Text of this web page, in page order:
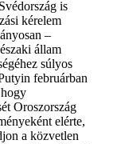
is
kérelem
–
állam
súlyos
februárban
Oroszország
elérte,
a közvetlen